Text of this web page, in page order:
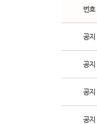
번호
공지
공지
공지
공지